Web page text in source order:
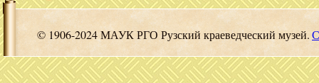
© 1906-2024 МАУК РГО Рузский краеведческий музей.